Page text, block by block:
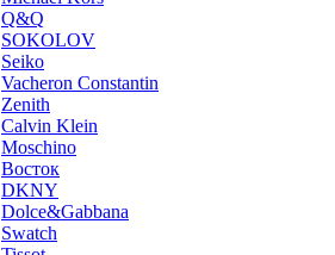
Q&Q
SOKOLOV
Seiko
Vacheron Constantin
Zenith
Calvin Klein
Moschino
Восток
DKNY
Dolce&Gabbana
Swatch